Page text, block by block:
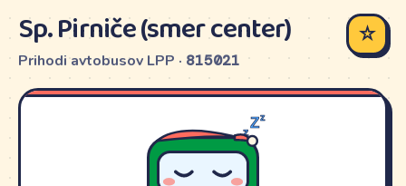
Sp. Pirniče (smer center)
Prihodi avtobusov LPP · 815021
☆